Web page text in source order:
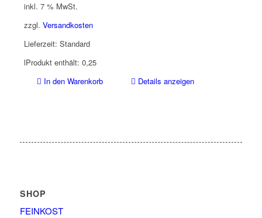
inkl. 7 % MwSt.
zzgl. Versandkosten
Lieferzeit: Standard
Produkt enthält: 0,25
l
In den Warenkorb
Details anzeigen
SHOP
FEINKOST